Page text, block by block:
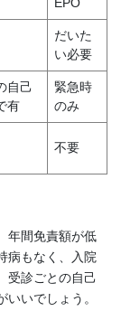
EPO
だいた
い必要
自己
有
緊急時
のみ
不要
年間免責額が低
病もなく、入院
受診ごとの自己
いでしょう。